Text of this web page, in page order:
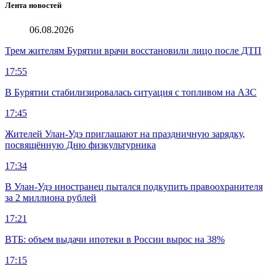
Лента новостей
06.08.2026
Трем жителям Бурятии врачи восстановили лицо после ДТП
17:55
В Бурятии стабилизировалась ситуация с топливом на АЗС
17:45
Жителей Улан-Удэ приглашают на праздничную зарядку,
посвящённую Дню физкультурника
17:34
В Улан-Удэ иностранец пытался подкупить правоохранителя
за 2 миллиона рублей
17:21
ВТБ: объем выдачи ипотеки в России вырос на 38%
17:15